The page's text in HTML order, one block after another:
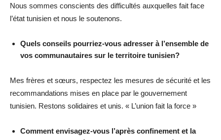
Nous sommes conscients des difficultés auxquelles fait face
l’état tunisien et nous le soutenons.
Quels conseils pourriez-vous adresser à l’ensemble de
vos communautaires sur le territoire tunisien?
Mes frères et sœurs, respectez les mesures de sécurité et les
recommandations mises en place par le gouvernement
tunisien. Restons solidaires et unis. « L’union fait la force »
Comment envisagez-vous l’après confinement et la